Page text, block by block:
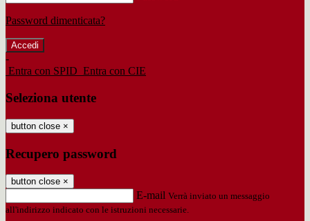
Password dimenticata?
-
Entra con SPID Entra con CIE
Seleziona utente
button close ×
Recupero password
button close ×
E-mail Verrà inviato un messaggio
all'indirizzo indicato con le istruzioni necessarie.